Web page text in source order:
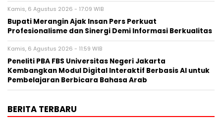
Kamis, 6 Agustus 2026 - 17:09 WIB
Bupati Merangin Ajak Insan Pers Perkuat
Profesionalisme dan Sinergi Demi Informasi Berkualitas
Kamis, 6 Agustus 2026 - 11:59 WIB
Peneliti PBA FBS Universitas Negeri Jakarta
Kembangkan Modul Digital Interaktif Berbasis AI untuk
Pembelajaran Berbicara Bahasa Arab
BERITA TERBARU